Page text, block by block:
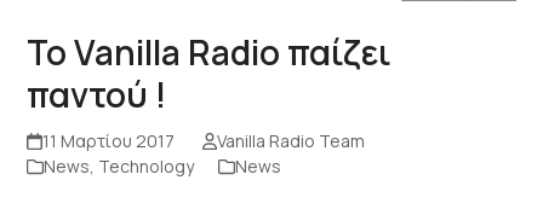
Το Vanilla Radio παίζει
παντού !
11 Μαρτίου 2017
Vanilla Radio Team
News, Technology News